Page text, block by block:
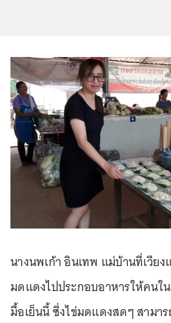
นางนพเก้า อินเทพ แม่บ้านที่เวีย
มดแดงไปประกอบอาหารให้คนใ
มื้อเย็นนี้ ซึ่งไข่มดแดงสดๆ สามา